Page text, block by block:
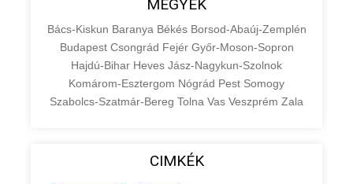
MEGYÉK
Bács-Kiskun Baranya Békés Borsod-Abaúj-Zemplén
Budapest Csongrád Fejér Győr-Moson-Sopron
Hajdú-Bihar Heves Jász-Nagykun-Szolnok
Komárom-Esztergom Nógrád Pest Somogy
Szabolcs-Szatmár-Bereg Tolna Vas Veszprém Zala
CIMKÉK